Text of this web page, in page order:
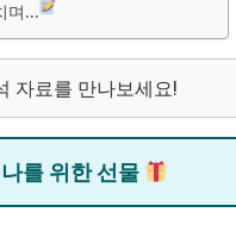
며…
자료를 만나보세요!
를 위한 선물